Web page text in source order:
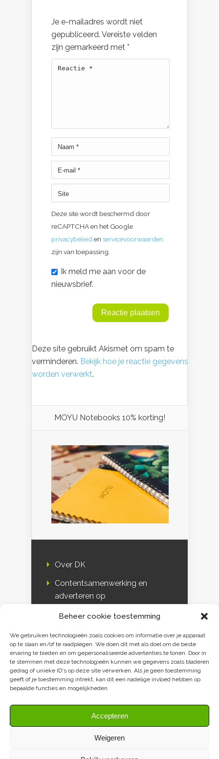
Beheer cookie toestemming
We gebruiken technologieën zoals cookies om informatie over je apparaat
op te slaan en/of te raadplegen. We doen dit met als doel om de beste
ervaring te bieden en om gepersonaliseerde advertenties te tonen. Door in
te stemmen met deze technologieën kunnen we gegevens zoals bladeren
gedrag of unieke ID's op deze site verwerken. Als je geen toestemming
geeft of je toestemming intrekt, kan dit een nadelige invloed hebben op
bepaalde functies en mogelijkheden.
Accepteren
Weigeren
Je e-mailadres wordt niet
gepubliceerd. Vereiste velden
zijn gemarkeerd met *
Deze site wordt beschermd door
reCAPTCHA en het Google
privacybeleid en servicevoorwaarden
zijn van toepassing.
Ik meld me aan voor de
nieuwsbrief.
Deze site gebruikt Akismet om spam te
verminderen. Bekijk hoe je reactie gegevens
worden verwerkt.
MOYU Notebooks 10% korting!
Over DK
Contentsamenwerking en
adverteren op
DK & media
Disclaimer
Privacy verklaring